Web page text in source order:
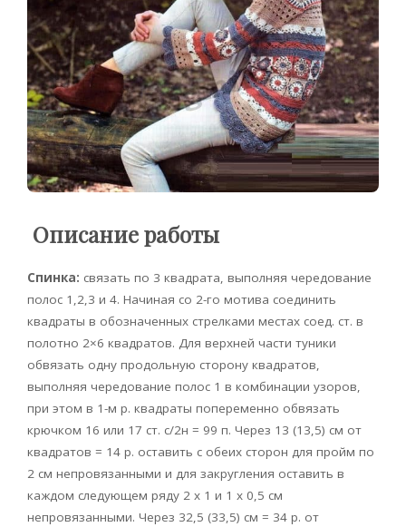
Описание работы
Спинка: связать по 3 квадрата, выполняя чередование
полос 1,2,3 и 4. Начиная со 2-го мотива соединить
квадраты в обозначенных стрелками местах соед. ст. в
полотно 2×6 квадратов. Для верхней части туники
обвязать одну продольную сторону квадратов,
выполняя чередование полос 1 в комбинации узоров,
при этом в 1-м р. квадраты попеременно обвязать
крючком 16 или 17 ст. с/2н = 99 п. Через 13 (13,5) см от
квадратов = 14 р. оставить с обеих сторон для пройм по
2 см непровязанными и для закругления оставить в
каждом следующем ряду 2 х 1 и 1 х 0,5 см
непровязанными. Через 32,5 (33,5) см = 34 р. от